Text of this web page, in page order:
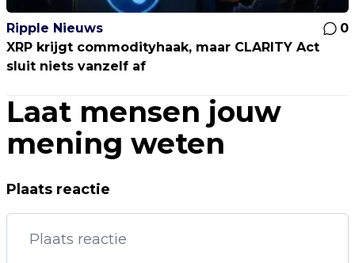
Ripple Nieuws
0
XRP krijgt commodityhaak, maar CLARITY Act
sluit niets vanzelf af
Laat mensen jouw
mening weten
Plaats reactie